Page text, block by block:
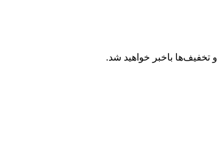
و تخفیف‌ها باخبر خواهید شد.